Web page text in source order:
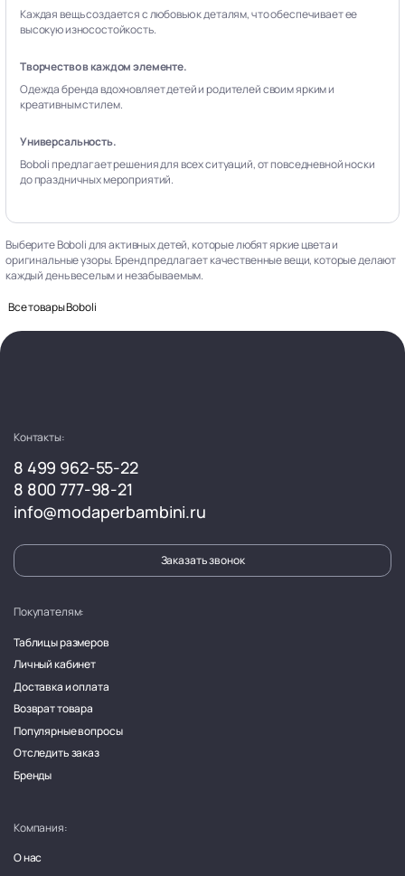
Каждая вещь создается с любовью к деталям, что обеспечивает ее
высокую износостойкость.
Творчество в каждом элементе.
Одежда бренда вдохновляет детей и родителей своим ярким и
креативным стилем.
Универсальность.
Boboli предлагает решения для всех ситуаций, от повседневной носки
до праздничных мероприятий.
Выберите Boboli для активных детей, которые любят яркие цвета и
оригинальные узоры. Бренд предлагает качественные вещи, которые делают
каждый день веселым и незабываемым.
Все товары Boboli
Контакты:
8 499 962-55-22
8 800 777-98-21
info@modaperbambini.ru
Заказать звонок
Покупателям:
Таблицы размеров
Личный кабинет
Доставка и оплата
Возврат товара
Популярные вопросы
Отследить заказ
Бренды
Компания:
О нас